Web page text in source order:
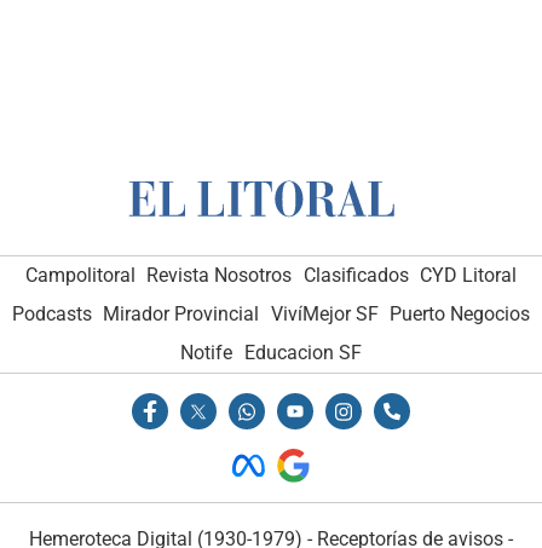
Campolitoral Revista Nosotros Clasificados CYD Litoral
Podcasts Mirador Provincial VivíMejor SF Puerto Negocios
Notife Educacion SF
Hemeroteca Digital (1930-1979) - Receptorías de avisos -